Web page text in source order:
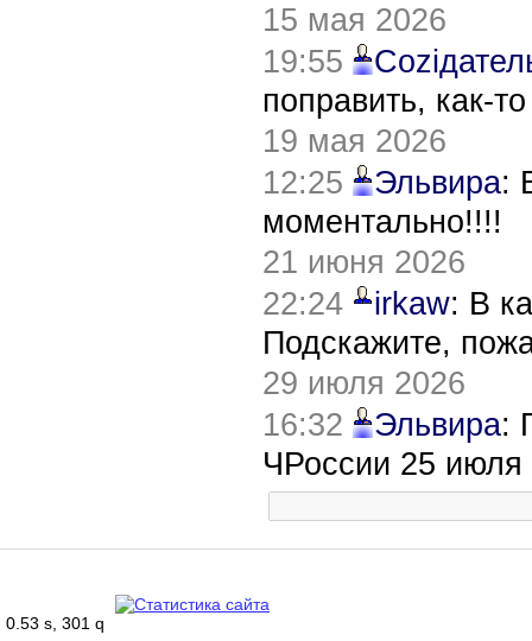
15 мая 2026
19:55
поправить, как-
19 мая 2026
12:25
Эльвира:
моментально!!!!
21 июня 2026
22:24
irkaw: В
Подскажите,
29 июля 2026
16:32
Эльвира:
ЧРоссии 25 июля
0.53 s, 301 q